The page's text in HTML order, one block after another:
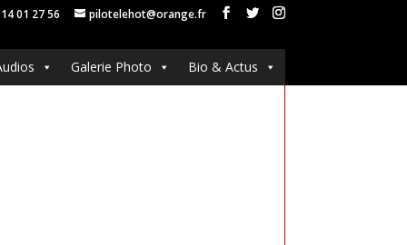
01 27 56 pilotelehot@orange.fr
Galerie Photo Bio & Actus